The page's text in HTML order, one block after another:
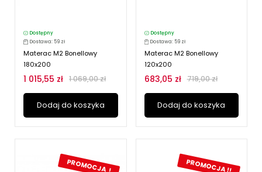
Dostępny
Dostawa: 59 zł
Materac M2 Bonellowy
180x200
1 015,55 zł 1 069,00 zł
Dodaj do koszyka
Dostępny
Dostawa: 59 zł
Materac M2 Bonellowy
120x200
683,05 zł 719,00 zł
Dodaj do koszyka
PROMOCJA ! PROMOCJA !!